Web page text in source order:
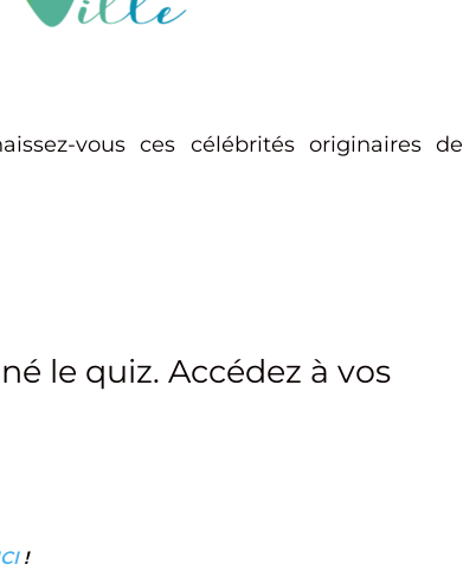
vous ces célébrités originaires de
le quiz. Accédez à vos
!